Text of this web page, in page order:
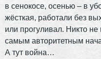
в сенокосе, осенью – в
жёсткая, работали без
или прогуливал. Никто
самым авторитетным
А тут война…